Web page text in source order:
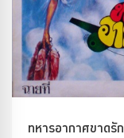
ทหารอากาศขาดรัก